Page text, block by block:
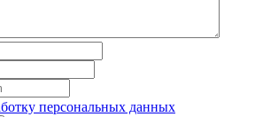
персональных данных